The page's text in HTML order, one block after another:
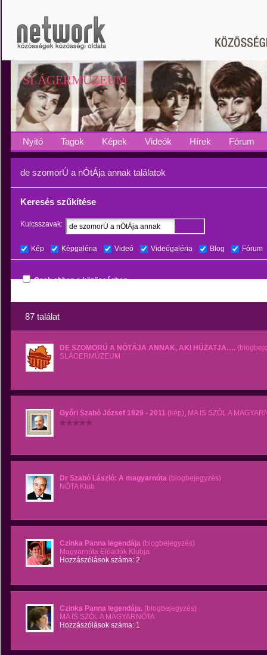
SLÁGERMÚZEUM
Nyitó Tagok Képek Videók Hírek Fórum
de szomorÚ a nÓtÁja annak találatok
Keresés szűkítése
Kulcsszavak:
Kép Képgaléria Videó Videógaléria Blog Fórum
Csak ebben a közösségben
87 találat
DE SZOMORÚ A NÓTÁJA ANNAK, AKI HÚZATJA….
SLÁGERMÚZEUM
Győri Szabó József 1929 - 2011 (kép), MA IS SZÓL A
Dr Szabó László: A magyarnóta (blogbejegyzés)
NÓTA Klub
Czinka Panna legendája (blogbejegyzés)
Magyarnóta Előadók Klubja
Hozzászólások száma: 2
Czinka Panna legendája. (blogbejegyzés)
MA IS SZÓL A MAGYARNÓTA
Hozzászólások száma: 1